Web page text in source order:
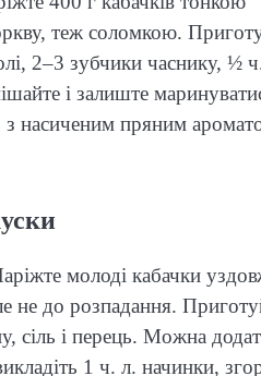
теж соломкою.
2–3 зубчики часнику, ½
і залиште
з насиченим пряним
молоді кабачки
не до розпадання.
сіль і перець. Можна
1 ч. л. начинки,